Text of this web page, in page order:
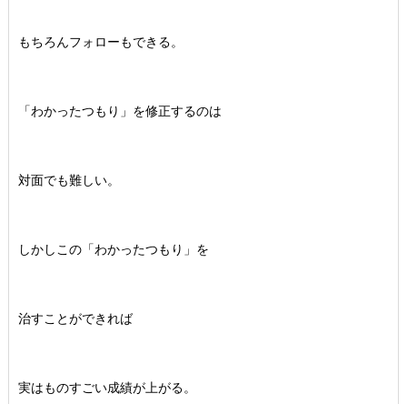
もちろんフォローもできる。
「わかったつもり」を修正するのは
対面でも難しい。
しかしこの「わかったつもり」を
治すことができれば
実はものすごい成績が上がる。